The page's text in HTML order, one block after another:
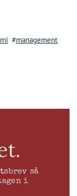
management
så
i